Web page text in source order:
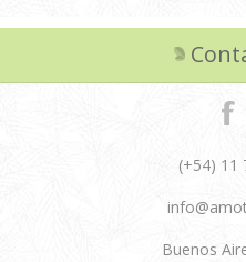
(+54) 11
Buenos